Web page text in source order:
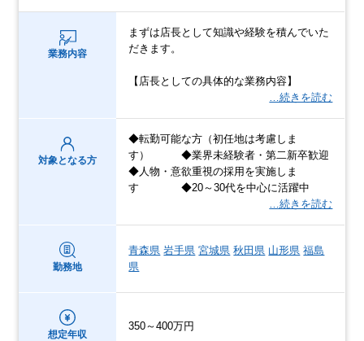
業務内容
まずは店長として知識や経験を積んでいた
だきます。
【店長としての具体的な業務内容】
…続きを読む
対象となる方
◆転勤可能な方（初任地は考慮しま
す） ◆業界未経験者・第二新卒歓迎
◆人物・意欲重視の採用を実施しま
す ◆20～30代を中心に活躍中
…続きを読む
勤務地
青森県 岩手県 宮城県 秋田県 山形県 福島
県
想定年収
350～400万円